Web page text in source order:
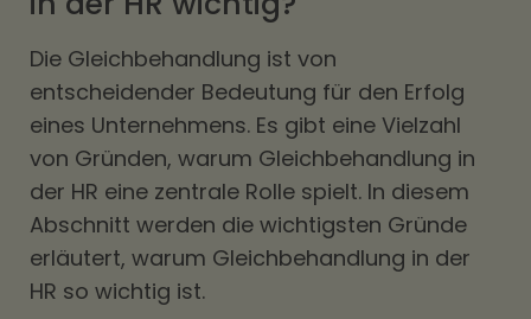
Die Gleichbehandlung ist von
entscheidender Bedeutung für den Erfolg
eines Unternehmens. Es gibt eine Vielzahl
von Gründen, warum Gleichbehandlung in
der HR eine zentrale Rolle spielt. In diesem
Abschnitt werden die wichtigsten Gründe
erläutert, warum Gleichbehandlung in der
HR so wichtig ist.